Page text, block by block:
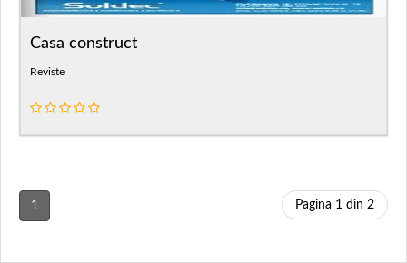
Casa construct
Reviste
1 Pagina 1 din 2